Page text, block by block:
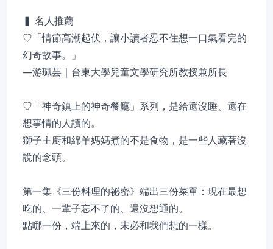
▍ 名人推薦
♡「情節高潮起伏，讓小讀者忍不住想一口氣看完的
幻奇故事。」
—游珮芸｜台東大學兒童文學研究所教授兼所長
♡「神奇鎮上的神奇餐廳」系列，是給還沒睡、還在
想事情的人讀的。
獅子主廚和綿羊媽媽煮的不是食物，是一些人藏著沒
說的念頭。
第一集《三份料理的祕密》端出三份菜單：現在最想
吃的、一輩子忘不了的、還沒想通的。
點哪一份，端上來的，未必和我們想的一樣。